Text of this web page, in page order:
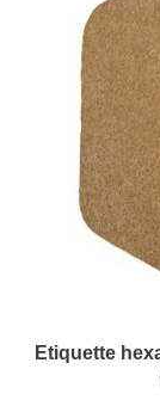
Etiquette